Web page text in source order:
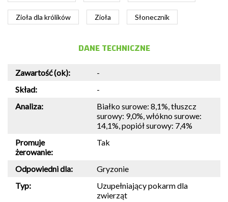
Zioła dla królików Zioła Słonecznik
DANE TECHNICZNE
Zawartość (ok):
-
Skład:
-
Analiza:
Białko surowe: 8,1%, tłuszcz
surowy: 9,0%, włókno surowe:
14,1%, popiół surowy: 7,4%
Promuje
żerowanie:
Tak
Odpowiedni dla:
Gryzonie
Typ:
Uzupełniający pokarm dla
zwierząt